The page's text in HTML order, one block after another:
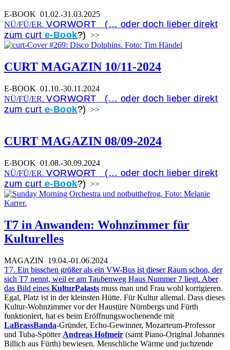
E-BOOK 01.02.-31.03.2025
NÜ/FÜ/ER. VORWORT (… oder doch lieber direkt
zum curt e-Book?) >>
CURT MAGAZIN 10/11-2024
E-BOOK 01.10.-30.11.2024
NÜ/FÜ/ER. VORWORT (… oder doch lieber direkt
zum curt e-Book?) >>
CURT MAGAZIN 08/09-2024
E-BOOK 01.08.-30.09.2024
NÜ/FÜ/ER. VORWORT (… oder doch lieber direkt
zum curt e-Book?) >>
T7 in Anwanden: Wohnzimmer für
Kulturelles
MAGAZIN 19.04.-01.06.2024
T7. Ein bisschen größer als ein VW-Bus ist dieser Raum schon, der
sich T7 nennt, weil er am Taubenweg Haus Nummer 7 liegt. Aber
das Bild eines KulturPalasts muss man und Frau wohl korrigieren.
Egal, Platz ist in der kleinsten Hütte. Für Kultur allemal. Dass dieses
Kultur-Wohnzimmer vor der Haustüre Nürnbergs und Fürth
funktioniert, hat es beim Eröffnungswochenende mit
LaBrassBanda-Gründer, Echo-Gewinner, Mozarteum-Professor
und Tuba-Spötter Andreas Hofmeir (samt Piano-Original Johannes
Billich aus Fürth) bewiesen. Menschliche Wärme und juchzende